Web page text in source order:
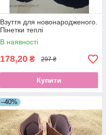
Взуття для новонародженого.
Пінетки теплі
В наявності
178,20 ₴ 297 ₴
Купити
–40%